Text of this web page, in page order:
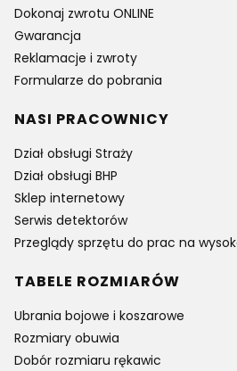
Dokonaj zwrotu ONLINE
Gwarancja
Reklamacje i zwroty
Formularze do pobrania
NASI PRACOWNICY
Dział obsługi Straży
Dział obsługi BHP
Sklep internetowy
Serwis detektorów
Przeglądy sprzętu do prac na
TABELE ROZMIARÓW
Ubrania bojowe i koszarowe
Rozmiary obuwia
Dobór rozmiaru rękawic